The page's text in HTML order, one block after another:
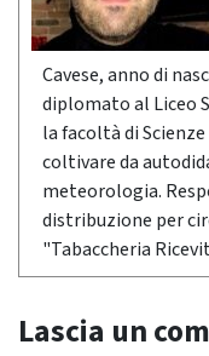
Cavese, anno di
diplomato al Liceo
la facoltà di
coltivare da
meteorologia.
distribuzione per
"Tabaccheria
Lascia un